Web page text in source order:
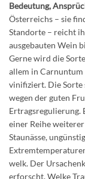
Bedeutung,
Österreichs – sie
Standorte – reicht
ausgebauten Wein
Gerne wird die
allem in Carnuntum
vinifiziert. Die Sorte
wegen der guten
Ertragsregulierung.
einer Reihe
Staunässe,
welk. Der
erforscht. Welke